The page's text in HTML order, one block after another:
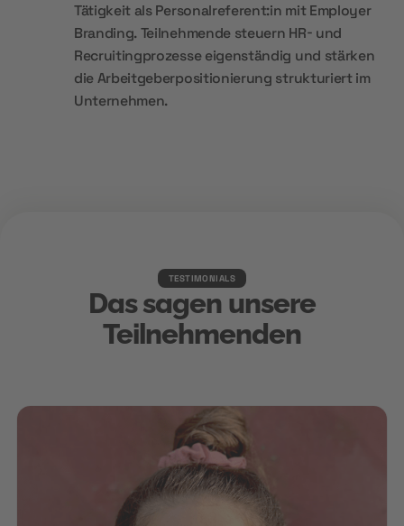
Tätigkeit als Personalreferent:in mit Employer
Branding. Teilnehmende steuern HR- und
Recruitingprozesse eigenständig und stärken
die Arbeitgeberpositionierung strukturiert im
Unternehmen.
TESTIMONIALS
Das sagen unsere
Teilnehmenden